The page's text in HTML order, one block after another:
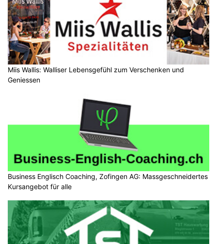
Miis Wallis: Walliser Lebensgefühl zum Verschenken und
Geniessen
Business Englisch Coaching, Zofingen AG: Massgeschneidertes
Kursangebot für alle